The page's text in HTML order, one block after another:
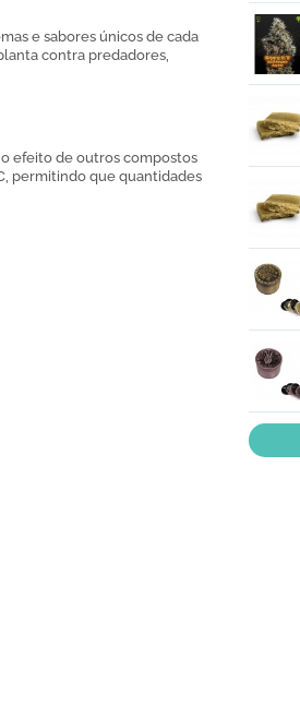
e sabores únicos de cada
contra predadores,
efeito de outros compostos
permitindo que quantidades